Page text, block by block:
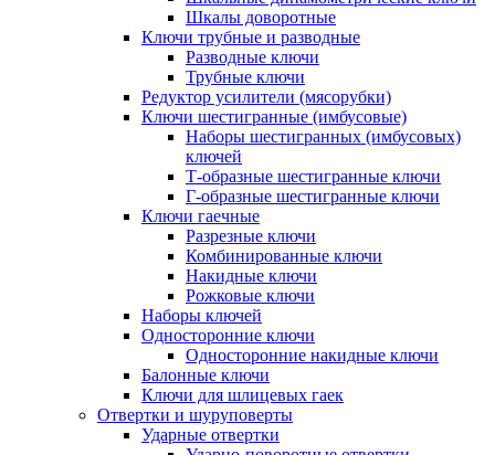
Шкалы доворотные
Ключи трубные и разводные
Разводные ключи
Трубные ключи
Редуктор усилители (мясорубки)
Ключи шестигранные (имбусовые)
Наборы шестигранных (имбусовых)
ключей
Т-образные шестигранные ключи
Г-образные шестигранные ключи
Ключи гаечные
Разрезные ключи
Комбинированные ключи
Накидные ключи
Рожковые ключи
Наборы ключей
Односторонние ключи
Односторонние накидные ключи
Балонные ключи
Ключи для шлицевых гаек
Отвертки и шуруповерты
Ударные отвертки